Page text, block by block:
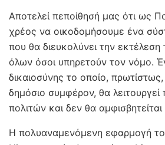
Αποτελεί πεποίθησή μας ότι ως
χρέος να οικοδομήσουμε ένα
που θα διευκολύνει την
όλων όσοι υπηρετούν τον νόμο.
δικαιοσύνης το οποίο,
δημόσιο συμφέρον, θα
πολιτών και δεν θα
Η πολυαναμενόμενη εφαρμογή